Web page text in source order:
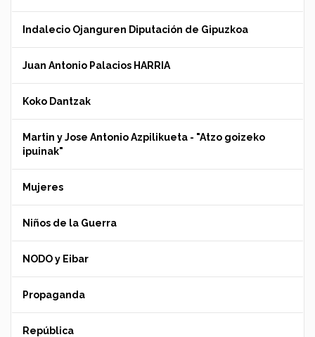
Indalecio Ojanguren Diputación de Gipuzkoa
Juan Antonio Palacios HARRIA
Koko Dantzak
Martin y Jose Antonio Azpilikueta - "Atzo goizeko
ipuinak"
Mujeres
Niños de la Guerra
NODO y Eibar
Propaganda
República